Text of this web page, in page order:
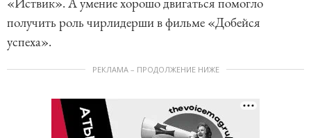
получить роль чирлидерши в фильме «Добейся
успеха».
РЕКЛАМА – ПРОДОЛЖЕНИЕ НИЖЕ